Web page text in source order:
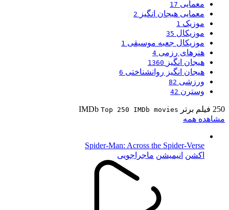
معمایی 17
معمایی هیجان انگیز 2
موزیک 1
موزیکال 35
موزیکال جعبه موسیقی 1
هنرهای رزمی 4
هیجان انگیز 1360
هیجان انگیز روانشناختی 6
ورزشی 82
وسترن 42
250 فیلم برتر IMDb Top 250 IMDb movies
مشاهده همه
Spider-Man: Across the Spider-Verse
اکشن انیمیشن ماجراجویی